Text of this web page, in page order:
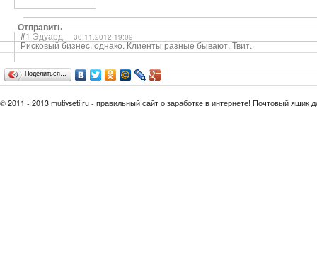
#1 Эдуард 30.11.2012 19:09
Рисковый бизнес, однако. Клиенты разные бывают. Твит.
Отправить
Поделиться…
© 2011 - 2013 mutivseti.ru - правильный сайт о заработке в интернете! Почтовый ящик